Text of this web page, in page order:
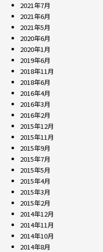
2021年7月
2021年6月
2021年5月
2020年6月
2020年1月
2019年6月
2018年11月
2018年6月
2016年4月
2016年3月
2016年2月
2015年12月
2015年11月
2015年9月
2015年7月
2015年5月
2015年4月
2015年3月
2015年2月
2014年12月
2014年11月
2014年10月
2014年8月